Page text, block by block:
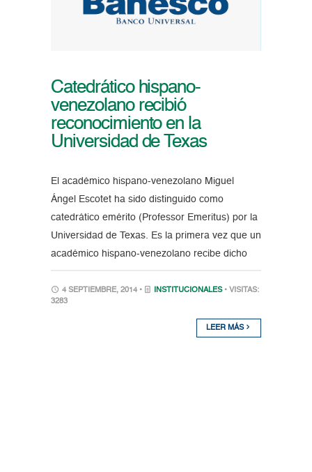
Catedrático hispano-
venezolano recibió
reconocimiento en la
Universidad de Texas
El académico hispano-venezolano Miguel
Ángel Escotet ha sido distinguido como
catedrático emérito (Professor Emeritus) por la
Universidad de Texas. Es la primera vez que un
académico hispano-venezolano recibe dicho
4 SEPTIEMBRE, 2014 • INSTITUCIONALES • VISITAS:
3283
LEER MÁS